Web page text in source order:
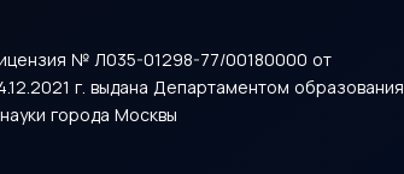
№ Л035-01298-77/00180000 от
г. выдана Департаментом образования
города Москвы